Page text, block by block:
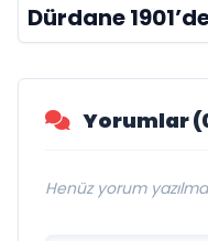
Dürdane
Yorumlar
Henüz yorum